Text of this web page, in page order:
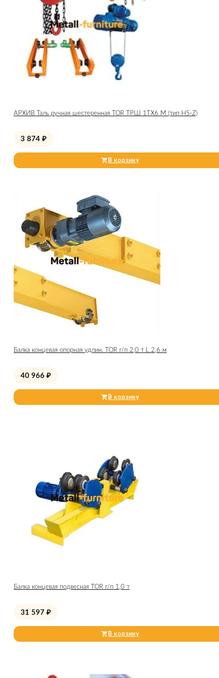
АРХИВ Таль ручная шестеренная TOR ТРШ 1ТХ6 М (тип HS-Z)
3 874 ₽
В корзину
Балка концевая опорная удлин. TOR г/п 2,0 т L 2,6 м
40 966 ₽
В корзину
Балка концевая подвесная TOR г/п 1,0 т
31 597 ₽
В корзину